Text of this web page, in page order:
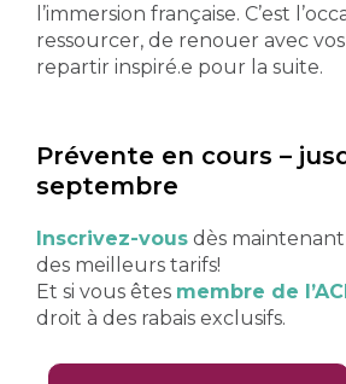
l’immersion française. C’est
ressourcer, de renouer avec
repartirinspiré.e pour la suite.
Prévente en cours –
septembre
Inscrivez-vous dès
des meilleurs tarifs!
Et si vous êtes membre de
droit à des rabais exclusifs.